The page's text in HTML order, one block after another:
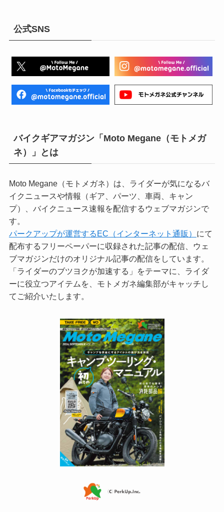
公式SNS
バイクギアマガジン「Moto Megane（モトメガ
ネ）」とは
Moto Megane（モトメガネ）は、ライダーが気になるバ
イクニュースや情報（ギア、パーツ、車両、キャン
プ）、バイクニュース速報を配信するウェブマガジンで
す。
パークアップが運営するEC（インターネット通販） にて
配布するフリーペーパーに収録された記事の配信、ウェ
ブマガジンだけのオリジナル記事の配信をしています。
「ライダーのブツヨクが加速する」をテーマに、ライダ
ーに役立つアイテムを、モトメガネ編集部がキャッチし
てご紹介いたします。